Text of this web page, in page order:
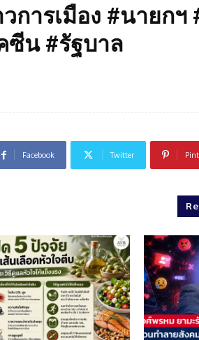
การเมือง #นายก
ซีน #รัฐบาล
Facebook Twitter